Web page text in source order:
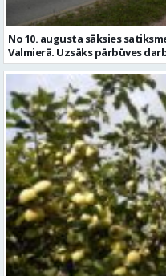
No 10. augusta sāksies
Valmierā. Uzsāks pārbūves